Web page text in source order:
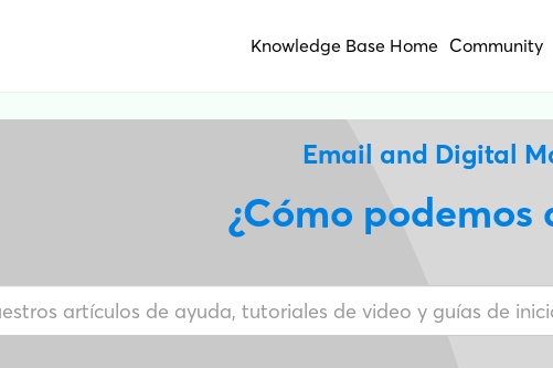
Knowledge Base Home Community
Email and Digital
¿Cómo podemos